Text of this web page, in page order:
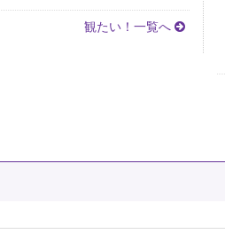
観たい！一覧へ